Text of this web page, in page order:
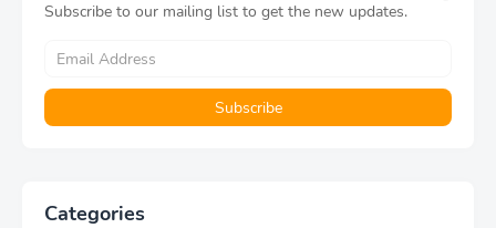
Subscribe to our mailing list to get the new updates.
Categories